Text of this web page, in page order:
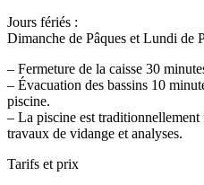
Jours fériés :
Dimanche de Pâques et Lundi de
– Fermeture de la caisse 30
– Évacuation des bassins 10
piscine.
– La piscine est
travaux de vidange et analyses.
Tarifs et prix